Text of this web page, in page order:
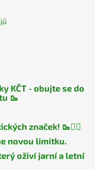
KČT - obujte se do
🥾
značek! 🥾🧎‍♂️
novou limitku.
oživí jarní a letní